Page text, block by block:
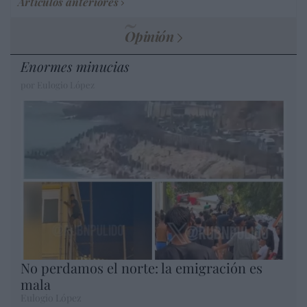
Opinión
Enormes minucias
No perdamos el norte: la emigración es
mala